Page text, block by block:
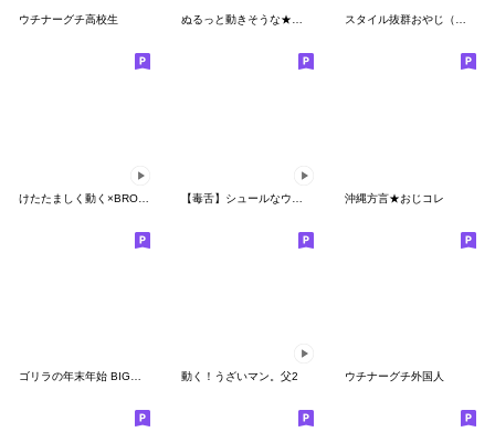
ウチナーグチ高校生 ぬるっと動きそうな★関西弁の白ウサギ スタイル抜群おやじ（沖縄編）
沖縄方言★おじコレ
動く！うざいマン。父2 ウチナーグチ外国人